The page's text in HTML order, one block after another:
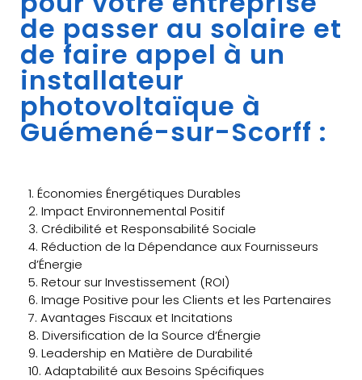
de passer au solaire et
de faire appel à un
installateur
photovoltaïque à
Guémené-sur-Scorff :
1. Économies Énergétiques Durables
2. Impact Environnemental Positif
3. Crédibilité et Responsabilité Sociale
4. Réduction de la Dépendance aux Fournisseurs
d’Énergie
5. Retour sur Investissement (ROI)
6. Image Positive pour les Clients et les Partenaires
7. Avantages Fiscaux et Incitations
8. Diversification de la Source d’Énergie
9. Leadership en Matière de Durabilité
10. Adaptabilité aux Besoins Spécifiques